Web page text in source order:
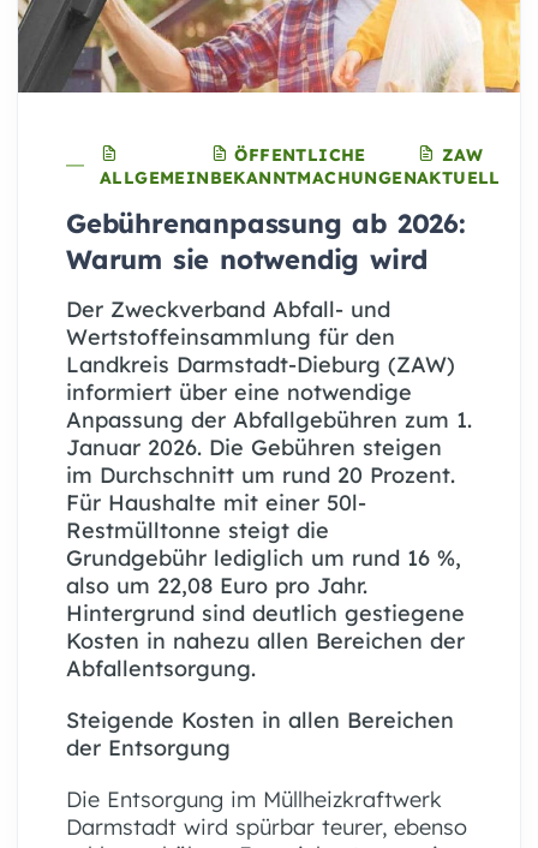
ALLGEMEIN
ÖFFENTLICHE
BEKANNTMACHUNGEN
ZAW
AKTUELL
Gebührenanpassung ab 2026:
Warum sie notwendig wird
Der Zweckverband Abfall- und
Wertstoffeinsammlung für den
Landkreis Darmstadt-Dieburg (ZAW)
informiert über eine notwendige
Anpassung der Abfallgebühren zum 1.
Januar 2026. Die Gebühren steigen
im Durchschnitt um rund 20 Prozent.
Für Haushalte mit einer 50l-
Restmülltonne steigt die
Grundgebühr lediglich um rund 16 %,
also um 22,08 Euro pro Jahr.
Hintergrund sind deutlich gestiegene
Kosten in nahezu allen Bereichen der
Abfallentsorgung.
Steigende Kosten in allen Bereichen
der Entsorgung
Die Entsorgung im Müllheizkraftwerk
Darmstadt wird spürbar teurer, ebenso